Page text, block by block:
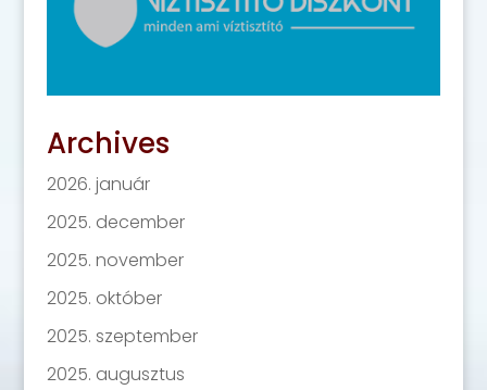
Archives
2026. január
2025. december
2025. november
2025. október
2025. szeptember
2025. augusztus